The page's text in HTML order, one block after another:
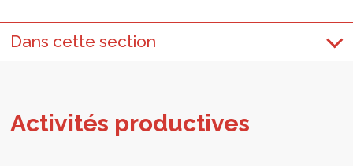
Dans cette section
Acti­vi­tés pro­duc­tives